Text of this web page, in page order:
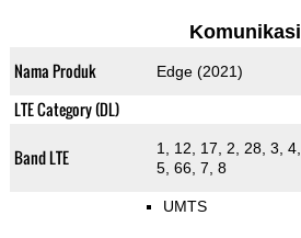
Komunikasi
Nama Produk Edge (2021)
LTE Category (DL)
Band LTE
1, 12, 17, 2, 28, 3, 4,
5, 66, 7, 8
UMTS